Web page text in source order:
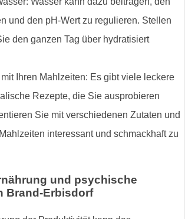
und den pH-Wert zu regulieren. Stellen
den ganzen Tag über hydratisiert
Ihren Mahlzeiten: Es gibt viele leckere
Rezepte, die Sie ausprobieren
Sie mit verschiedenen Zutaten und
interessant und schmackhaft zu
und psychische
Brand-Erbisdorf